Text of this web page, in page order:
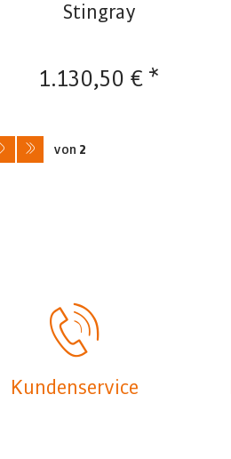
Stingray
1.130,50 € *
von 2
Kundenservice